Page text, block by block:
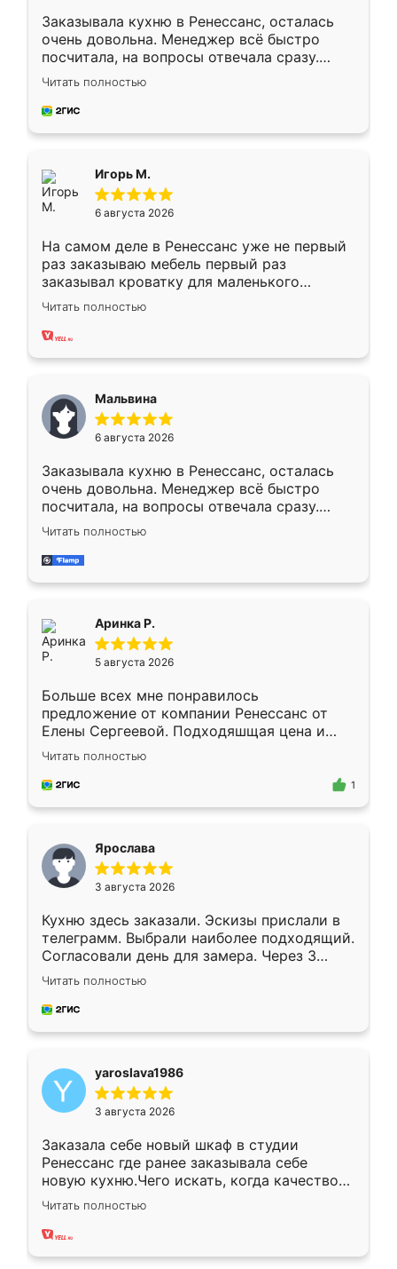
Заказывала кухню в Ренессанс, осталась
очень довольна. Менеджер всё быстро
посчитала, на вопросы отвечала сразу.
Замерщик приехал в субботу, подошёл к
делу со всей ответственностью. Собрали
за день, ребята работали аккуратно, даже
Читать полностью
Игорь М.
6 августа 2026
На самом деле в Ренессанс уже не первый
раз заказываю мебель первый раз
заказывал кроватку для маленького
ребёнка при его рождении ,во второй раз
заказал шкаф-купе. По качеству очень
хорошее сборка достаточно быстрая,
меньше, здесь же он более разнообразный.
Мне нравится ,если что-то потребуется из
мебели буду заказывать только здесь.
Читать полностью
Мальвина
6 августа 2026
Заказывала кухню в Ренессанс, осталась
очень довольна. Менеджер всё быстро
посчитала, на вопросы отвечала сразу.
Замерщик приехал в субботу, подошёл к
делу со всей ответственностью. Собрали
за день, ребята работали аккуратно, даже
Читать полностью
Аринка Р.
5 августа 2026
Больше всех мне понравилось
предложение от компании Ренессанс от
Елены Сергеевой. Подходяшщая цена и
короткие сроки изготовления. Приехавший
для замера сотрудник Владислав
предложил по моему эскизу самый
Читать полностью
1
Ярослава
3 августа 2026
Кухню здесь заказали. Эскизы прислали в
телеграмм. Выбрали наиболее подходящий.
Согласовали день для замера. Через 3
недели кухня была уже готова. Остались
довольны работой. Спасибо Ренессанс
мебель за качественную работу!
Читать полностью
yaroslava1986
3 августа 2026
Заказала себе новый шкаф в студии
Ренессанс где ранее заказывала себе
новую кухню.Чего искать, когда качеством
вполне довольна. Служит кухня уже почти
два года, нареканий нет.
Читать полностью